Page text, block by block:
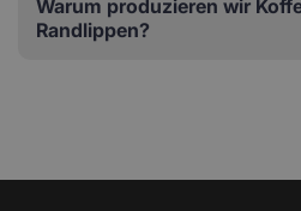
Warum produzieren wir
Randlippen?